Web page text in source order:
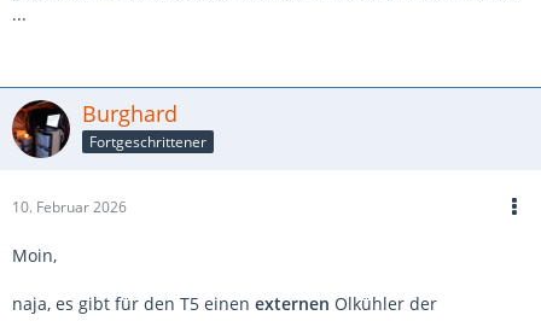
...
Burghard
Fortgeschrittener
10. Februar 2026
Moin,
naja, es gibt für den T5 einen externen Olkühler der